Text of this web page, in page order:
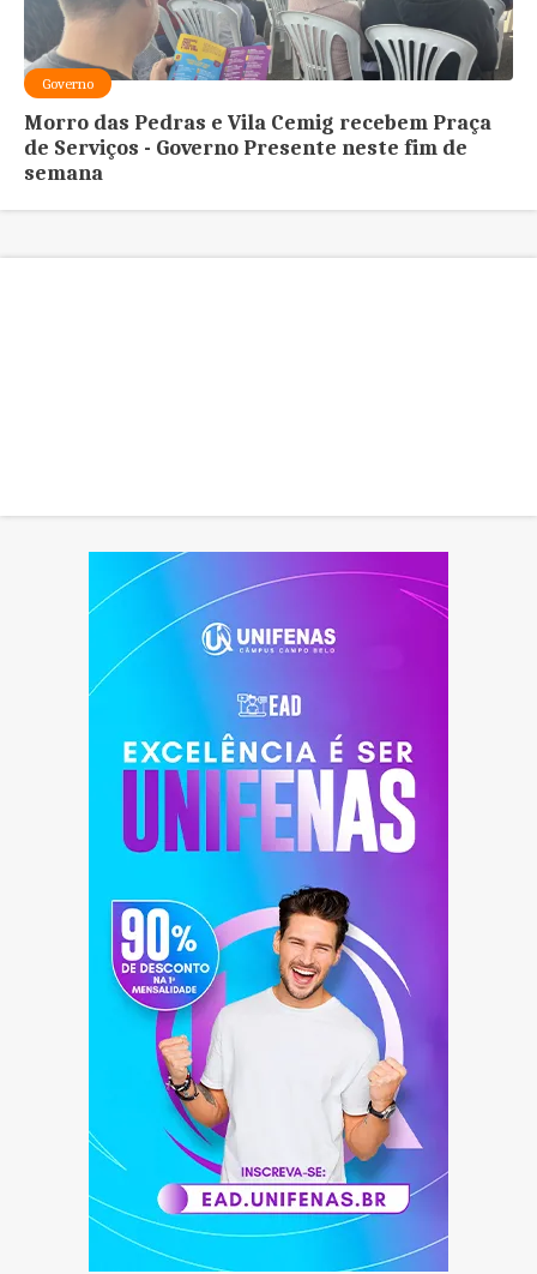
Governo
Morro das Pedras e Vila Cemig recebem Praça
de Serviços - Governo Presente neste fim de
semana